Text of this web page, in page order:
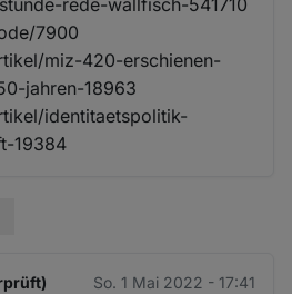
rede-wallfisch-541710
7900
miz-420-erschienen-
jahren-18963
identitaetspolitik-
19384
So. 1 Mai 2022 - 17:41